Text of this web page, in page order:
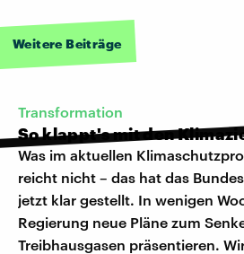
Weitere Beiträge
Transformation
So klappt's mit den
Was im aktuellen
reicht nicht – das hat das
jetzt klar gestellt. In wenigen
Regierung neue Pläne zum
Treibhausgasen präsentieren.